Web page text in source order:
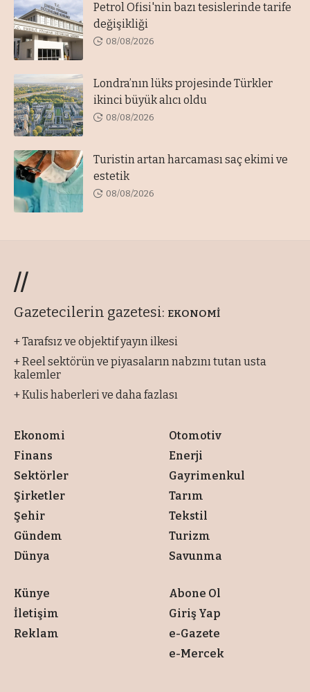
Petrol Ofisi'nin bazı tesislerinde tarife
değişikliği
08/08/2026
Londra’nın lüks projesinde Türkler
ikinci büyük alıcı oldu
08/08/2026
Turistin artan harcaması saç ekimi ve
estetik
08/08/2026
//
Gazetecilerin gazetesi: EKONOMİ
+ Tarafsız ve objektif yayın ilkesi
+ Reel sektörün ve piyasaların nabzını tutan usta
kalemler
+ Kulis haberleri ve daha fazlası
Ekonomi
Finans
Sektörler
Şirketler
Şehir
Gündem
Dünya
Otomotiv
Enerji
Gayrimenkul
Tarım
Tekstil
Turizm
Savunma
Künye
İletişim
Reklam
Abone Ol
Giriş Yap
e-Gazete
e-Mercek